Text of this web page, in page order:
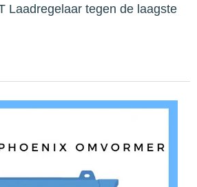
Laadregelaar tegen de laagste